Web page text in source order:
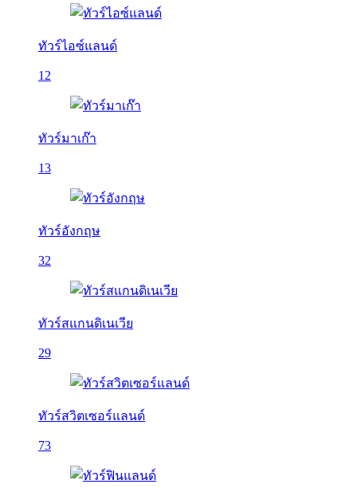
ทัวร์ไอซ์แลนด์
12
ทัวร์มาเก๊า
13
ทัวร์อังกฤษ
32
ทัวร์สแกนดิเนเวีย
29
ทัวร์สวิตเซอร์แลนด์
73